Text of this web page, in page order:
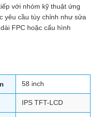
với nhóm kỹ thuật ứng
yêu cầu tùy chỉnh như sửa
FPC hoặc cấu hình
58 inch
IPS TFT-LCD